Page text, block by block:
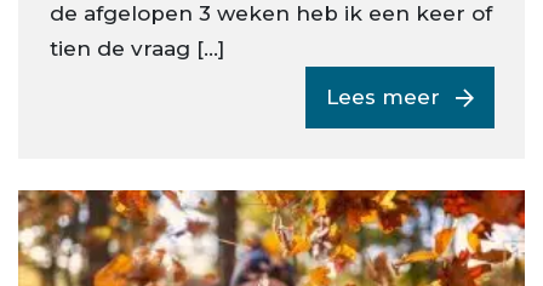
de afgelopen 3 weken heb ik een keer of
tien de vraag […]
Lees meer